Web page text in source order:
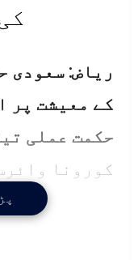
ریاض: سعودی
کے معیشت پر
حکمت عملی
کورونا
کو نقصان